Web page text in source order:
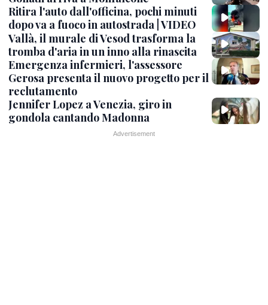
Ritira l'auto dall'officina, pochi minuti
dopo va a fuoco in autostrada | VIDEO
Vallà, il murale di Vesod trasforma la
tromba d'aria in un inno alla rinascita
Emergenza infermieri, l'assessore
Gerosa presenta il nuovo progetto per il
reclutamento
Jennifer Lopez a Venezia, giro in
gondola cantando Madonna